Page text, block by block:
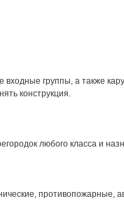
входные группы, а также
конструкция.
любого класса и
противопожарные,